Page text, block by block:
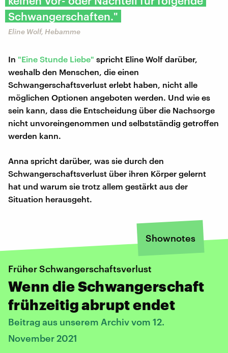
Schwangerschaften."
Eline Wolf, Hebamme
In "Eine Stunde Liebe" spricht Eline Wolf darüber,
weshalb den Menschen, die einen
Schwangerschaftsverlust erlebt haben, nicht alle
möglichen Optionen angeboten werden. Und wie es
sein kann, dass die Entscheidung über die Nachsorge
nicht unvoreingenommen und selbstständig getroffen
werden kann.
Anna spricht darüber, was sie durch den
Schwangerschaftsverlust über ihren Körper gelernt
hat und warum sie trotz allem gestärkt aus der
Situation herausgeht.
Shownotes
Früher Schwangerschaftsverlust
Wenn die Schwangerschaft
frühzeitig abrupt endet
Beitrag aus unserem Archiv vom 12.
November 2021